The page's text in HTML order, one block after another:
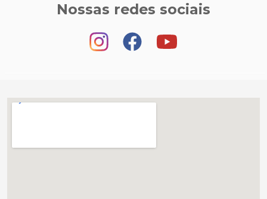
Nossas redes sociais